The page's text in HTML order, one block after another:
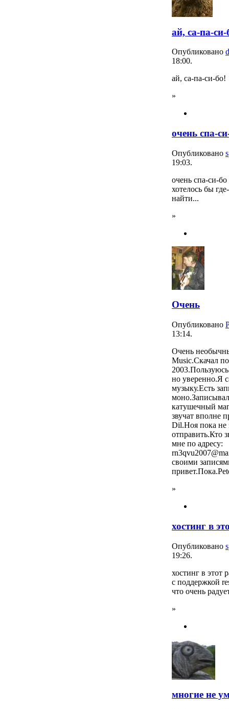
ай, са-па-си-
Опубликовано
18:00.
ай, са-па-си-бо!
»
очень спа-
Опубликовано
19:03.
очень спа-си-бо
хотелось бы
найти...
»
Очень
Опубликовано
13:14.
Очень
Music.Скачал
но уверенно.Я
музыку.Есть
катушечный
звучат вполне
Dil.Ноя пока не
отправить.Кто
мне по адресу:
своими
»
хостинг в
Опубликовано
19:26.
хостинг в
с поддержкой
что очень
»
многие не